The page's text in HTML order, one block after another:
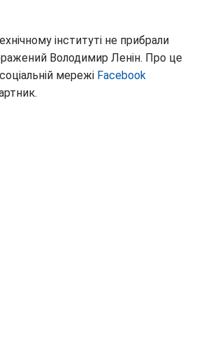
інституті не прибрали
Володимир Ленін. Про це
мережі Facebook